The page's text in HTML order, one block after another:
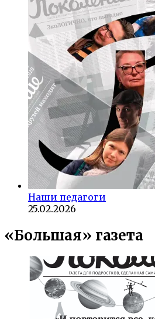
Наши педагоги
25.02.2026
«Большая» газета